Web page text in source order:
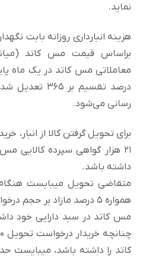
نماید.
هزینه انبارداري روزانه بابت
براساس قیمت مس کاتد
درصد تقسیم
رسانی می‌شود.
براي تحویل گرفتن کالا از انبار،
٢١ هزار گواهی سپرده کالایی
داشته باشد.
متقاضی تحویل میبایست
همواره ٥ درصد مازاد بر
مس کاتد در سبد دارایی خود